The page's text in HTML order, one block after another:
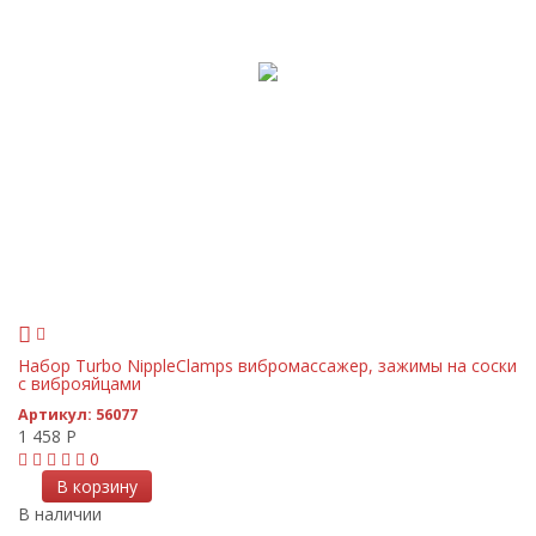
Набор Turbo NippleClamps вибромассажер, зажимы на соски
с виброяйцами
Артикул: 56077
1 458 Р
0
В корзину
В наличии